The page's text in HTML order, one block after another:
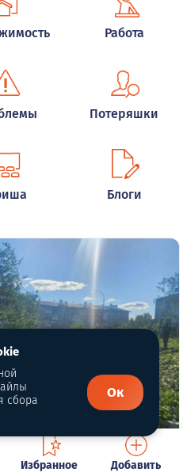
Работа
Потеряшки
Блоги
Избранное Добавить
сбора
Ок